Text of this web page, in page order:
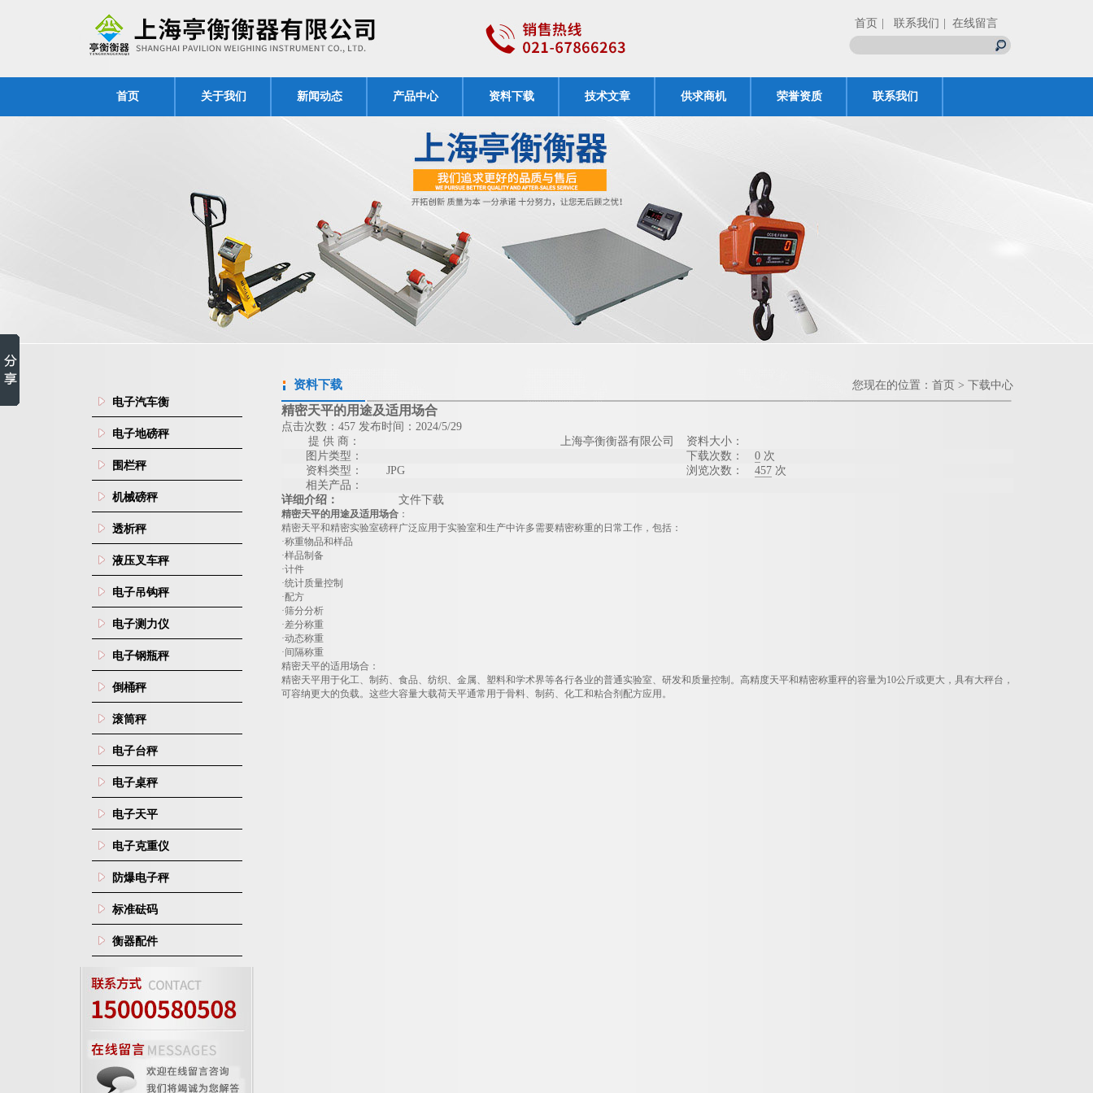
首页 | 联系我们 | 在线留言
首页 关于我们 新闻动态 产品中心 资料下载 技术文章 供求商机 荣誉资质 联系我们
电子汽车衡
电子地磅秤
围栏秤
机械磅秤
透析秤
液压叉车秤
电子吊钩秤
电子测力仪
电子钢瓶秤
倒桶秤
滚筒秤
电子台秤
电子桌秤
电子天平
电子克重仪
防爆电子秤
标准砝码
衡器配件
资料下载 您现在的位置： 首页 > 下载中心
精密天平的用途及适用场合
点击次数：457 发布时间：2024/5/29
提 供 商：
上海亭衡衡器有限公司
资料大小：
图片类型：
下载次数： 0 次
资料类型：
JPG 浏览次数： 457 次
相关产品：
详细介绍：
文件下载
精密天平的用途及适用场合 ：
精密天平和精密实验室磅秤广泛应用于实验室和生产中许多需要精密称重的日常工作，包括：
·称重物品和样品
·样品制备
·计件
·统计质量控制
·配方
·筛分分析
·差分称重
·动态称重
·间隔称重
精密天平的适用场合：
精密天平用于化工、制药、食品、纺织、金属、塑料和学术界等各行各业的普通实验室、研发和质量控制。高精度天平和精密称重秤的容量为10公斤或更大，具有大秤台，
可容纳更大的负载。这些大容量大载荷天平通常用于骨料、制药、化工和粘合剂配方应用。